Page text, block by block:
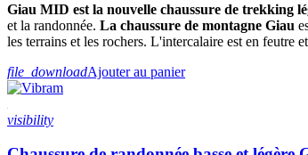
Giau MID est la nouvelle chaussure de trekking
et la randonnée. La chaussure de montagne Giau
les terrains et les rochers. L'intercalaire est en feutre
file_downloadAjouter au panier
visibility